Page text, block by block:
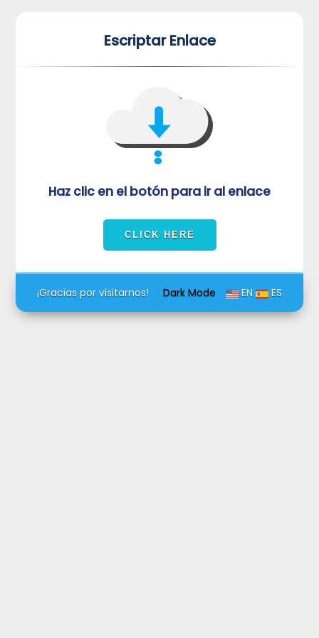
Escriptar Enlace
Haz clic en el botón para ir al enlace
Dark Mode EN ES
¡Gracias por visitarnos!
VUVORmRFeFRNVlJrUjBZd1kza3dkRkJuUFQwPQ==